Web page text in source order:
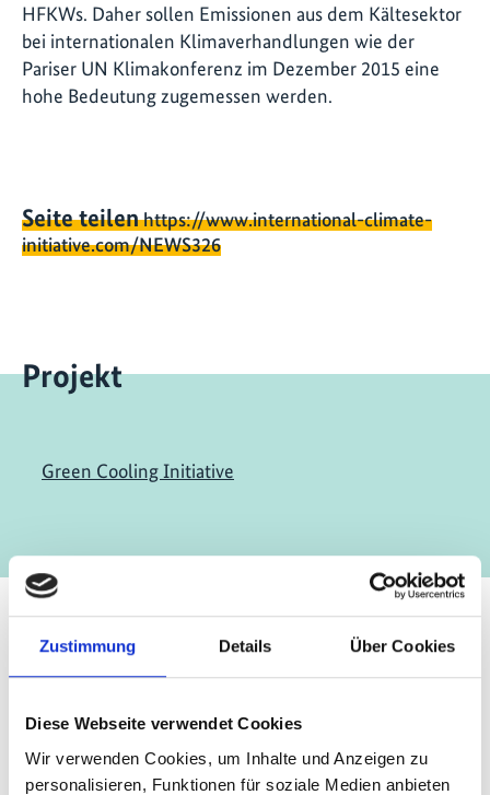
Zustimmung Details Über Cookies
Diese Webseite verwendet Cookies
Wir verwenden Cookies, um Inhalte und Anzeigen zu
personalisieren, Funktionen für soziale Medien anbieten
HFKWs. Daher sollen Emissionen aus dem Kältesektor
bei internationalen Klimaverhandlungen wie der
Pariser UN Klimakonferenz im Dezember 2015 eine
hohe Bedeutung zugemessen werden.
Seite teilenhttps://www.international-climate-
initiative.com/NEWS326
Projekt
Green Cooling Initiative
Kontakt
IKI Office
Stresemannstraße 69-71